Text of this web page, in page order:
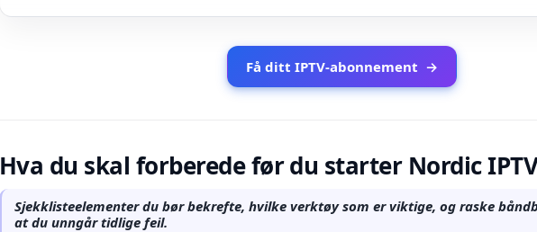
Få ditt IPTV-abonnement →
Hva du skal forberede før du starter Nordic
Sjekklisteelementer du bør bekrefte, hvilke verktøy som er viktige, og raske
at du unngår tidlige feil.